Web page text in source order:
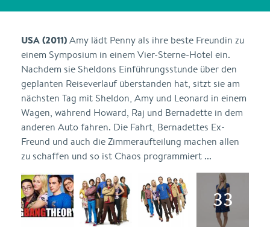
USA (2011)Amy lädt Penny als ihre beste Freundin zu
einem Symposium in einem Vier-Sterne-Hotel ein.
Nachdem sie Sheldons Einführungsstunde über den
geplanten Reiseverlauf überstanden hat, sitzt sie am
nächsten Tag mit Sheldon, Amy und Leonard in einem
Wagen, während Howard, Raj und Bernadette in dem
anderen Auto fahren. Die Fahrt, Bernadettes Ex-
Freund und auch die Zimmeraufteilung machen allen
zu schaffen und so ist Chaos programmiert ...